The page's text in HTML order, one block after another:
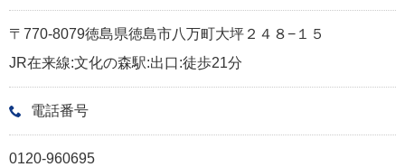
〒770-8079徳島県徳島市八万町大坪２４８−１５
JR在来線:文化の森駅:出口:徒歩21分
電話番号
0120-960695